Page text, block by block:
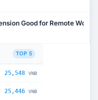
Good for Remote Work?
TOP 5
25,548 VNĐ
25,446 VNĐ